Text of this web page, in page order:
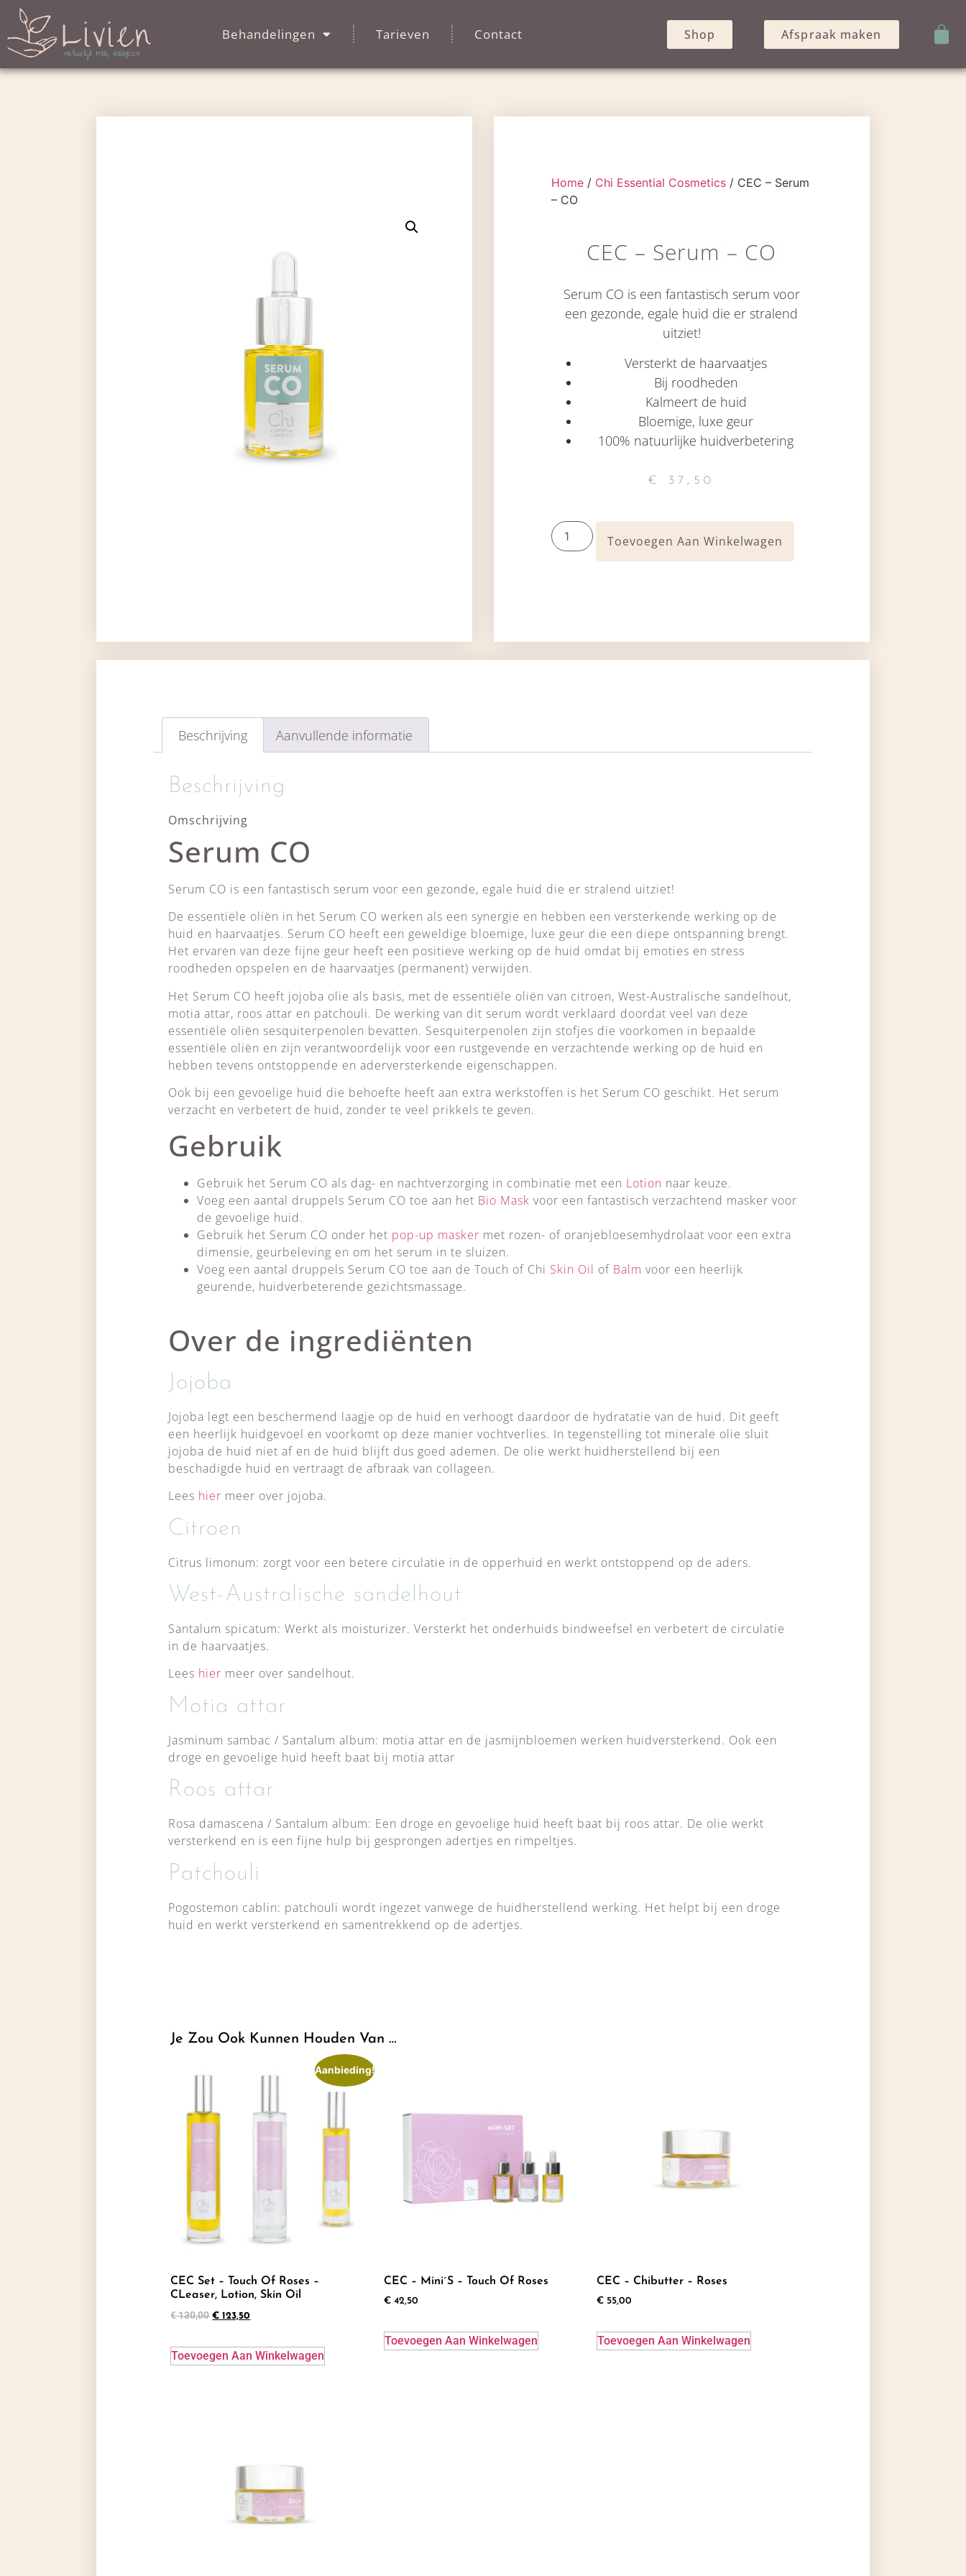
Behandelingen Tarieven Contact Shop Afspraak maken
Home / Chi Essential Cosmetics / CEC – Serum
– CO
CEC – Serum – CO
Serum CO is een fantastisch serum voor
een gezonde, egale huid die er stralend
uitziet!
Versterkt de haarvaatjes
Bij roodheden
Kalmeert de huid
Bloemige, luxe geur
100% natuurlijke huidverbetering
€ 37,50
Toevoegen Aan Winkelwagen
Beschrijving Aanvullende informatie
Beschrijving
Omschrijving
Serum CO
Serum CO is een fantastisch serum voor een gezonde, egale huid die er stralend uitziet!
De essentiële oliën in het Serum CO werken als een synergie en hebben een versterkende werking op de
huid en haarvaatjes. Serum CO heeft een geweldige bloemige, luxe geur die een diepe ontspanning brengt.
Het ervaren van deze fijne geur heeft een positieve werking op de huid omdat bij emoties en stress
roodheden opspelen en de haarvaatjes (permanent) verwijden.
Het Serum CO heeft jojoba olie als basis, met de essentiële oliën van citroen, West-Australische sandelhout,
motia attar, roos attar en patchouli. De werking van dit serum wordt verklaard doordat veel van deze
essentiële oliën sesquiterpenolen bevatten. Sesquiterpenolen zijn stofjes die voorkomen in bepaalde
essentiële oliën en zijn verantwoordelijk voor een rustgevende en verzachtende werking op de huid en
hebben tevens ontstoppende en aderversterkende eigenschappen.
Ook bij een gevoelige huid die behoefte heeft aan extra werkstoffen is het Serum CO geschikt. Het serum
verzacht en verbetert de huid, zonder te veel prikkels te geven.
Gebruik
Gebruik het Serum CO als dag- en nachtverzorging in combinatie met een Lotion naar keuze.
Voeg een aantal druppels Serum CO toe aan het Bio Mask voor een fantastisch verzachtend masker voor
de gevoelige huid.
Gebruik het Serum CO onder het pop-up masker met rozen- of oranjebloesemhydrolaat voor een extra
dimensie, geurbeleving en om het serum in te sluizen.
Voeg een aantal druppels Serum CO toe aan de Touch of Chi Skin Oil of Balm voor een heerlijk
geurende, huidverbeterende gezichtsmassage.
Over de ingrediënten
Jojoba
Jojoba legt een beschermend laagje op de huid en verhoogt daardoor de hydratatie van de huid. Dit geeft
een heerlijk huidgevoel en voorkomt op deze manier vochtverlies. In tegenstelling tot minerale olie sluit
jojoba de huid niet af en de huid blijft dus goed ademen. De olie werkt huidherstellend bij een
beschadigde huid en vertraagt de afbraak van collageen.
Lees hier meer over jojoba.
Citroen
Citrus limonum: zorgt voor een betere circulatie in de opperhuid en werkt ontstoppend op de aders.
West-Australische sandelhout
Santalum spicatum: Werkt als moisturizer. Versterkt het onderhuids bindweefsel en verbetert de circulatie
in de haarvaatjes.
Lees hier meer over sandelhout.
Motia attar
Jasminum sambac / Santalum album: motia attar en de jasmijnbloemen werken huidversterkend. Ook een
droge en gevoelige huid heeft baat bij motia attar
Roos attar
Rosa damascena / Santalum album: Een droge en gevoelige huid heeft baat bij roos attar. De olie werkt
versterkend en is een fijne hulp bij gesprongen adertjes en rimpeltjes.
Patchouli
Pogostemon cablin: patchouli wordt ingezet vanwege de huidherstellend werking. Het helpt bij een droge
huid en werkt versterkend en samentrekkend op de adertjes.
Je Zou Ook Kunnen Houden Van …
Aanbieding!
CEC Set – Touch Of Roses –
CLeaser, Lotion, Skin Oil
€130,00 € 123,50
Toevoegen Aan Winkelwagen
CEC – Mini´s – Touch Of Roses
€42,50
Toevoegen Aan Winkelwagen
CEC – Chibutter – Roses
€ 55,00
Toevoegen Aan Winkelwagen